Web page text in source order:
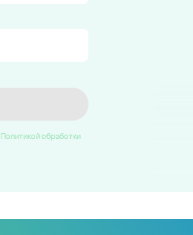
Политикой обработки